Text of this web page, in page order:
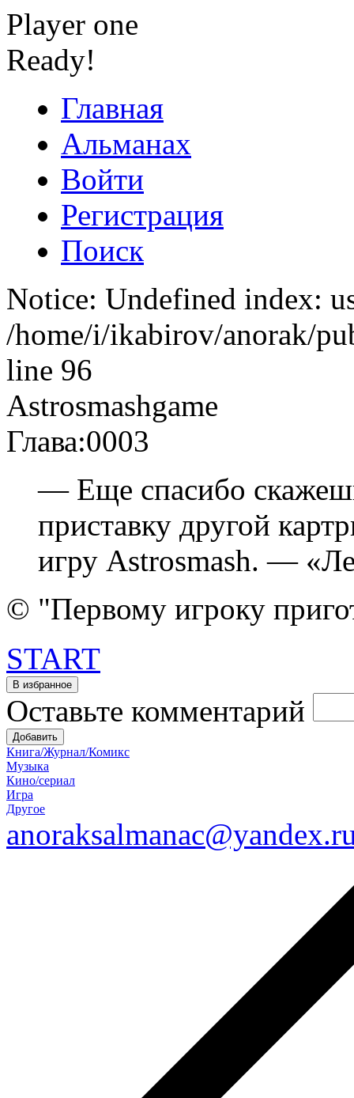
Player one
Ready!
Главная
Альманах
Войти
Регистрация
Поиск
Notice: Undefined index:
/home/i/ikabirov/anorak/
line 96
Astrosmashgame
Глава:0003
— Еще спасибо
приставку другой
игру Astrosmash. —
© "Первому игроку
START
Оставьте комментарий
Книга/Журнал/Комикс
Музыка
Кино/сериал
Игра
Другое